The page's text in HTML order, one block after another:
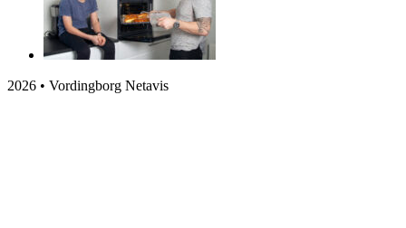
2026 • Vordingborg Netavis